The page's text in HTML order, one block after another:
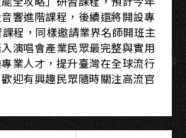
響進階課程，後續還將開設專
程，同樣邀請業界名師開班主
演唱會產業民眾最完整與實用
業人才，提升臺灣在全球流行
迎有興趣民眾隨時關注高流官